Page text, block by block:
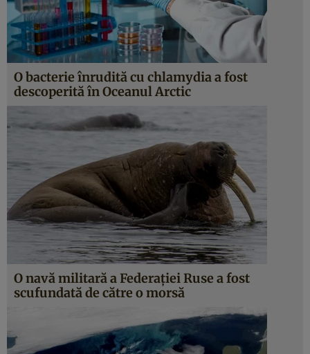
O bacterie înrudită cu chlamydia a fost
descoperită în Oceanul Arctic
O navă militară a Federaţiei Ruse a fost
scufundată de către o morsă